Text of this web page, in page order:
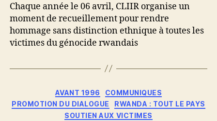
Chaque année le 06 avril, CLIIR organise un
moment de recueillement pour rendre
hommage sans distinction ethnique à toutes les
victimes du génocide rwandais
Catégories
AVANT 1996
COMMUNIQUES
PROMOTION DU DIALOGUE
RWANDA : TOUT LE PAYS
SOUTIEN AUX VICTIMES